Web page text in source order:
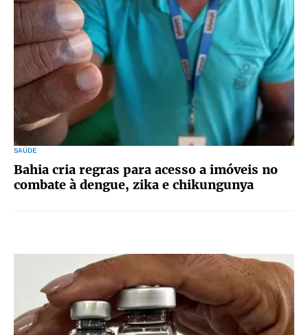
SAÚDE
Bahia cria regras para acesso a imóveis no
combate à dengue, zika e chikungunya